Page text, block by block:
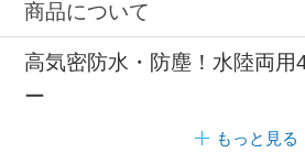
商品について
高気密防水・防塵！水陸両用
ー
もっと見る